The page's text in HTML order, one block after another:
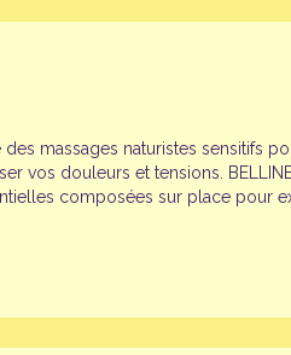
massages naturistes sensitifs
vos douleurs et tensions.
composées sur place pour